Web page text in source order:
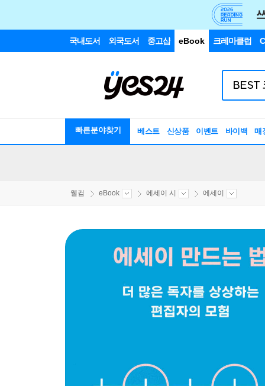
국내도서 외국도서 중고샵 eBook 크레마클럽
빠른분야찾기 베스트 신상품 이벤트 바이백 매
웰컴 eBook 에세이 시 에세이